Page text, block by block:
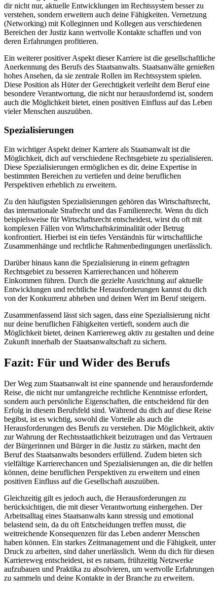
dir nicht nur, aktuelle Entwicklungen im Rechtssystem besser zu
verstehen, sondern erweitern auch deine Fähigkeiten. Vernetzung
(Networking) mit Kolleginnen und Kollegen aus verschiedenen
Bereichen der Justiz kann wertvolle Kontakte schaffen und von
deren Erfahrungen profitieren.
Ein weiterer positiver Aspekt dieser Karriere ist die gesellschaftliche
Anerkennung des Berufs des Staatsanwalts. Staatsanwälte genießen
hohes Ansehen, da sie zentrale Rollen im Rechtssystem spielen.
Diese Position als Hüter der Gerechtigkeit verleiht dem Beruf eine
besondere Verantwortung, die nicht nur herausfordernd ist, sondern
auch die Möglichkeit bietet, einen positiven Einfluss auf das Leben
vieler Menschen auszuüben.
Spezialisierungen
Ein wichtiger Aspekt deiner Karriere als Staatsanwalt ist die
Möglichkeit, dich auf verschiedene Rechtsgebiete zu spezialisieren.
Diese Spezialisierungen ermöglichen es dir, deine Expertise in
bestimmten Bereichen zu vertiefen und deine beruflichen
Perspektiven erheblich zu erweitern.
Zu den häufigsten Spezialisierungen gehören das Wirtschaftsrecht,
das internationale Strafrecht und das Familienrecht. Wenn du dich
beispielsweise für Wirtschaftsrecht entscheidest, wirst du oft mit
komplexen Fällen von Wirtschaftskriminalität oder Betrug
konfrontiert. Hierbei ist ein tiefes Verständnis für wirtschaftliche
Zusammenhänge und rechtliche Rahmenbedingungen unerlässlich.
Darüber hinaus kann die Spezialisierung in einem gefragten
Rechtsgebiet zu besseren Karrierechancen und höherem
Einkommen führen. Durch die gezielte Ausrichtung auf aktuelle
Entwicklungen und rechtliche Herausforderungen kannst du dich
von der Konkurrenz abheben und deinen Wert im Beruf steigern.
Zusammenfassend lässt sich sagen, dass eine Spezialisierung nicht
nur deine beruflichen Fähigkeiten vertieft, sondern auch die
Möglichkeit bietet, deinen Karriereweg aktiv zu gestalten und deine
Zukunft innerhalb der Staatsanwaltschaft zu sichern.
Fazit: Für und Wider des Berufs
Der Weg zum Staatsanwalt ist eine spannende und herausfordernde
Reise, die nicht nur umfangreiche rechtliche Kenntnisse erfordert,
sondern auch persönliche Eigenschaften, die entscheidend für den
Erfolg in diesem Berufsfeld sind. Während du dich auf diese Reise
begibst, ist es wichtig, sowohl die Vorteile als auch die
Herausforderungen des Berufs zu verstehen. Die Möglichkeit, aktiv
zur Wahrung der Rechtsstaatlichkeit beizutragen und das Vertrauen
der Bürgerinnen und Bürger in die Justiz zu stärken, macht den
Beruf des Staatsanwalts besonders erfüllend. Zudem bieten sich
vielfältige Karrierechancen und Spezialisierungen an, die dir helfen
können, deine beruflichen Perspektiven zu erweitern und einen
positiven Einfluss auf die Gesellschaft auszuüben.
Gleichzeitig gilt es jedoch auch, die Herausforderungen zu
berücksichtigen, die mit dieser Verantwortung einhergehen. Der
Arbeitsalltag eines Staatsanwalts kann stressig und emotional
belastend sein, da du oft Entscheidungen treffen musst, die
weitreichende Konsequenzen für das Leben anderer Menschen
haben können. Ein starkes Zeitmanagement und die Fähigkeit, unter
Druck zu arbeiten, sind daher unerlässlich. Wenn du dich für diesen
Karriereweg entscheidest, ist es ratsam, frühzeitig Netzwerke
aufzubauen und Praktika zu absolvieren, um wertvolle Erfahrungen
zu sammeln und deine Kontakte in der Branche zu erweitern.